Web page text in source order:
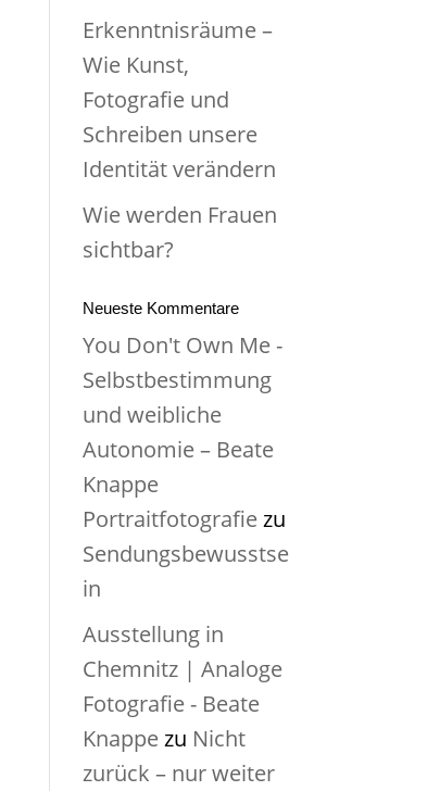
Erkenntnisräume –
Wie Kunst,
Fotografie und
Schreiben unsere
Identität verändern
Wie werden Frauen
sichtbar?
Neueste Kommentare
You Don't Own Me -
Selbstbestimmung
und weibliche
Autonomie – Beate
Knappe
Portraitfotografiezu
Sendungsbewusstse
in
Ausstellung in
Chemnitz | Analoge
Fotografie - Beate
Knappezu Nicht
zurück – nur weiter